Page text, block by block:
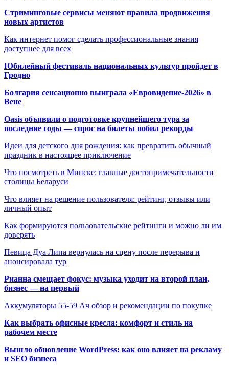
Стриминговые сервисы меняют правила продвижения
новых артистов
Как интернет помог сделать профессиональные знания
доступнее для всех
Юбилейный фестиваль национальных культур пройдет в
Гродно
Болгария сенсационно выиграла «Евровидение-2026» в
Вене
Oasis объявили о подготовке крупнейшего тура за
последние годы — спрос на билеты побил рекорды
Идеи для детского дня рождения: как превратить обычный
праздник в настоящее приключение
Что посмотреть в Минске: главные достопримечательности
столицы Беларуси
Что влияет на решение пользователя: рейтинг, отзывы или
личный опыт
Как формируются пользовательские рейтинги и можно ли им
доверять
Певица Дуа Липа вернулась на сцену после перерыва и
анонсировала тур
Рианна смещает фокус: музыка уходит на второй план,
бизнес — на первый
Аккумуляторы 55-59 Ач обзор и рекомендации по покупке
Как выбрать офисные кресла: комфорт и стиль на
рабочем месте
Вышло обновление WordPress: как оно влияет на рекламу
и SEO бизнеса